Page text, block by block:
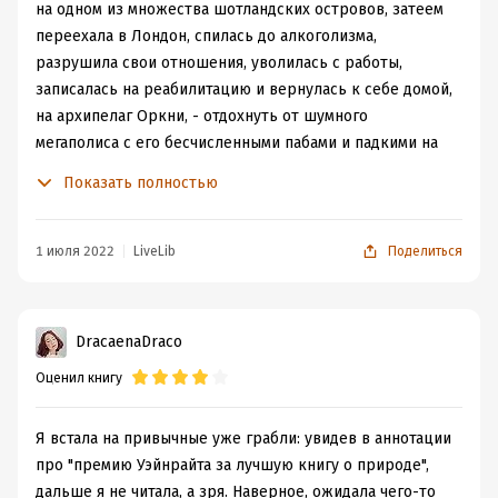
на одном из множества шотландских островов, затеем
переехала в Лондон, спилась до алкоголизма,
разрушила свои отношения, уволилась с работы,
записалась на реабилитацию и вернулась к себе домой,
на архипелаг Оркни, - отдохнуть от шумного
мегаполиса с его бесчисленными пабами и падкими на
природе, в соленом атлантическом воздухе. Нравится
моей жизни пропал бас. Когда он ушел, я
вдохнула и так и не смогла выдохнуть.
Эми Липтрот о ее печальном жизненном опыте,
который она пережила будучи еще совсем молодой.
Все детство на унылом шотландском острове Эми
Показать полностью
1 июля 2022 LiveLib Поделиться
DracaenaDraco
Оценил книгу
Я встала на привычные уже грабли: увидев в аннотации
про "премию Уэйнрайта за лучшую книгу о природе",
дальше я не читала, а зря. Наверное, ожидала чего-то